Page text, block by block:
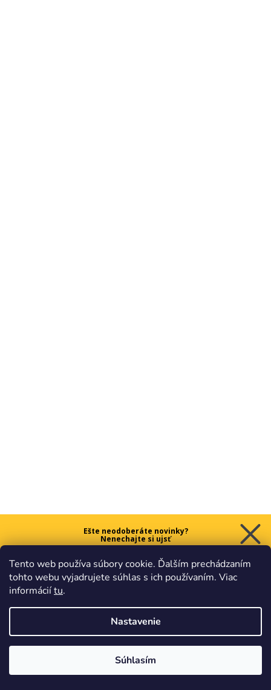
Tento web používa súbory cookie. Ďalším prechádzaním
tohto webu vyjadrujete súhlas s ich používaním. Viac
informáciítu.
Nastavenie
Súhlasím
Ešte neodoberáte novinky?
Nenechajte si ujsť
na prvý nákup nad 40 €.
Chcem zľavu
obchodnými podmienkami.